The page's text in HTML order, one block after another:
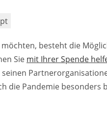
besteht die
Sie mit Ihrer Spende
die Pandemie